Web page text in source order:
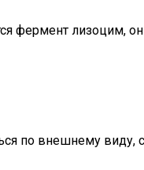
фермент
по внешнему виду,